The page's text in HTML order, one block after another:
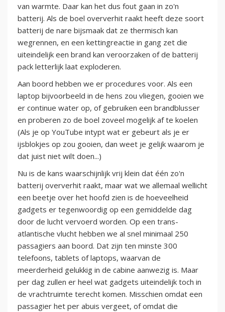
van warmte. Daar kan het dus fout gaan in zo'n
batterij. Als de boel oververhit raakt heeft deze soort
batterij de nare bijsmaak dat ze thermisch kan
wegrennen, en een kettingreactie in gang zet die
uiteindelijk een brand kan veroorzaken of de batterij
pack letterlijk laat exploderen.
Aan boord hebben we er procedures voor. Als een
laptop bijvoorbeeld in de hens zou vliegen, gooien we
er continue water op, of gebruiken een brandblusser
en proberen zo de boel zoveel mogelijk af te koelen
(Als je op YouTube intypt wat er gebeurt als je er
ijsblokjes op zou gooien, dan weet je gelijk waarom je
dat juist niet wilt doen...)
Nu is de kans waarschijnlijk vrij klein dat één zo'n
batterij oververhit raakt, maar wat we allemaal wellicht
een beetje over het hoofd zien is de hoeveelheid
gadgets er tegenwoordig op een gemiddelde dag
door de lucht vervoerd worden. Op een trans-
atlantische vlucht hebben we al snel minimaal 250
passagiers aan boord. Dat zijn ten minste 300
telefoons, tablets of laptops, waarvan de
meerderheid gelukkig in de cabine aanwezig is. Maar
per dag zullen er heel wat gadgets uiteindelijk toch in
de vrachtruimte terecht komen. Misschien omdat een
passagier het per abuis vergeet, of omdat die